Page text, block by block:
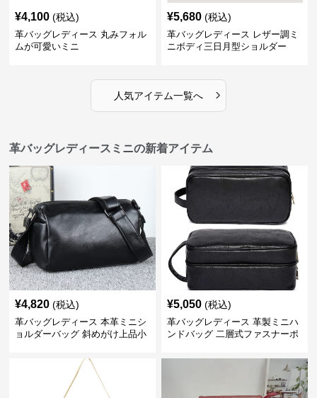
¥4,100 (税込)
革バッグレディース 丸みフォル
ムが可愛いミニ
¥5,680 (税込)
革バッグレディース レザー調ミ
ニボディ三日月型ショルダー
人気アイテム一覧へ ›
革バッグレディースミニの新着アイテム
¥4,820 (税込)
革バッグレディース 本革ミニシ
ョルダーバッグ 斜めがけ上品小
¥5,050 (税込)
革バッグレディース 革製ミニハ
ンドバッグ 二層式ファスナーポ